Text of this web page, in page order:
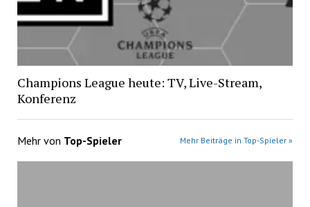
Champions League heute: TV, Live-Stream,
Konferenz
Mehr von Top-Spieler Mehr Beiträge in Top-Spieler »